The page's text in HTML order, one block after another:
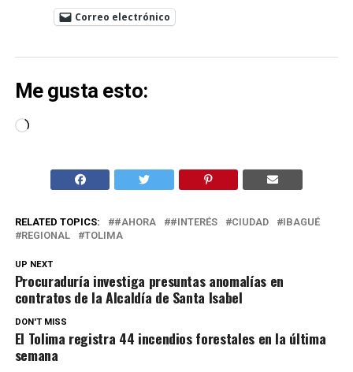
Correo electrónico
Me gusta esto:
Cargando...
RELATED TOPICS: #AHORA #INTERÉS CIUDAD
IBAGUÉ
REGIONAL
TOLIMA
UP NEXT
Procuraduría investiga presuntas anomalías en
contratos de la Alcaldía de Santa Isabel
DON'T MISS
El Tolima registra 44 incendios forestales en la última
semana